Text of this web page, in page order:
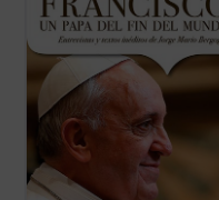
sencillo, su atención hacia los pobres y las
cuestiones sociales.
El libro de ...(ver ficha)